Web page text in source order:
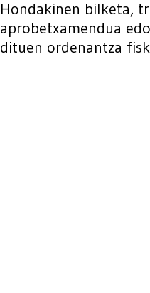
Hondakinen bilketa,
aprobetxamendua
dituen ordenantza